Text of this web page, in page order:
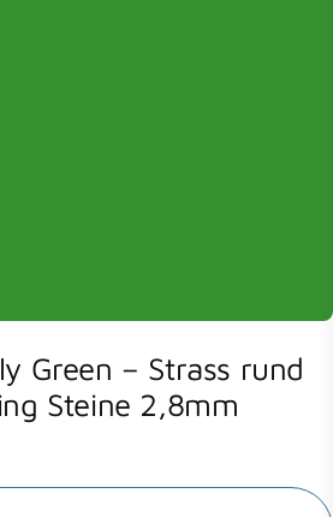
Green – Strass rund
Steine 2,8mm